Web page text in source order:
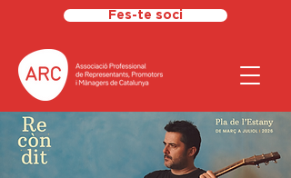
Fes-te soci